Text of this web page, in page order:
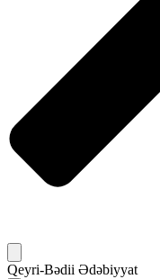
Qeyri-Bədii Ədəbiyyat